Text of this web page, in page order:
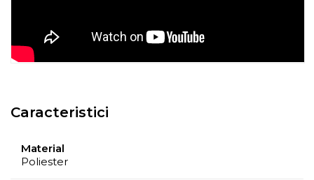
- Evitati contactul direct cu benzi de fixare automata
sau alte elemente ascutite.
- Nu utilizati huse de culori inchise deasupra
putea pierde din culoare din cauza conditiilor
Caracteristici
Material
Poliester